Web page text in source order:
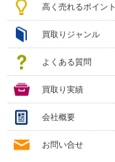
高く売れるポイント
買取りジャンル
よくある質問
買取り実績
会社概要
お問い合せ